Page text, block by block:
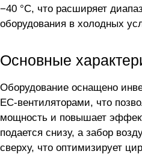
−40 °C, что расширяет
оборудования в холодных
Основные
Оборудование оснащено
EC-вентиляторами, что
мощность и повышает
подается снизу, а забор
сверху, что оптимизирует